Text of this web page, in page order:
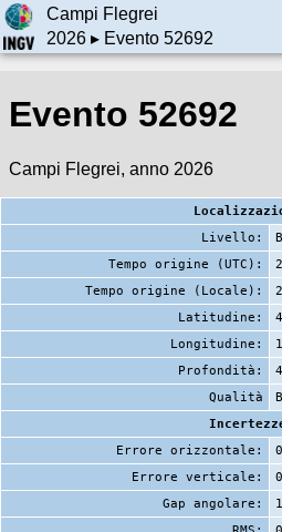
Campi Flegrei
2026▸ Evento 52692
Evento 52692
Campi Flegrei, anno 2026
Livello:
Tempo origine (UTC):
Tempo origine (Locale):
Latitudine:
Longitudine:
Profondità:
Qualità
B
Errore orizzontale:
Errore verticale:
Gap angolare: